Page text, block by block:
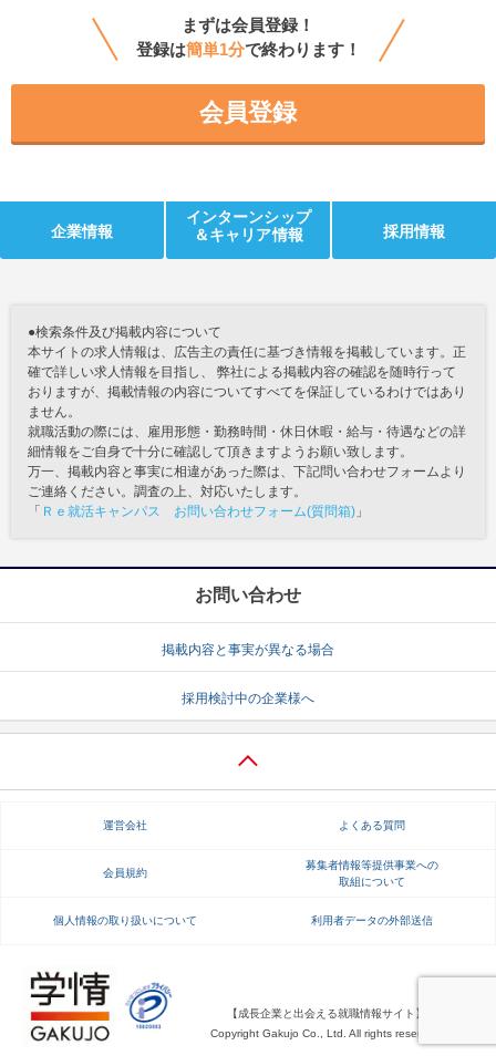
まずは会員登録！
登録は簡単1分で終わります！
会員登録
企業情報
インターンシップ
＆キャリア情報
採用情報
●検索条件及び掲載内容について
本サイトの求人情報は、広告主の責任に基づき情報を掲載しています。正
確で詳しい求人情報を目指し、 弊社による掲載内容の確認を随時行って
おりますが、掲載情報の内容についてすべてを保証しているわけではあり
ません。
就職活動の際には、雇用形態・勤務時間・休日休暇・給与・待遇などの詳
細情報をご自身で十分に確認して頂きますようお願い致します。
万一、掲載内容と事実に相違があった際は、下記問い合わせフォームより
ご連絡ください。調査の上、対応いたします。
「 Ｒｅ就活キャンパス お問い合わせフォーム(質問箱) 」
お問い合わせ
掲載内容と事実が異なる場合
採用検討中の企業様へ
運営会社 よくある質問
会員規約
募集者情報等提供事業への
取組について
個人情報の取り扱いについて 利用者データの外部送信
【成長企業と出会える就職情報サイト】
Copyright Gakujo Co., Ltd. All rights reserved.